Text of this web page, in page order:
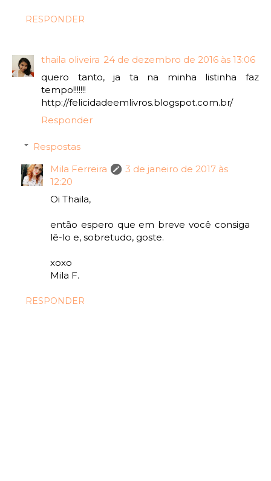
RESPONDER
thaila oliveira 24 de dezembro de 2016 às 13:06
quero tanto, ja ta na minha listinha faz
tempo!!!!!!!
http://felicidadeemlivros.blogspot.com.br/
Responder
Respostas
Mila Ferreira
3 de janeiro de 2017 às
12:20
Oi Thaila,
então espero que em breve você consiga
lê-lo e, sobretudo, goste.
xoxo
Mila F.
RESPONDER